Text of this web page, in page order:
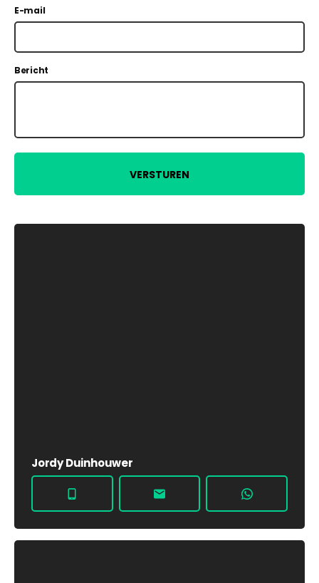
E-mail
Bericht
VERSTUREN
Jordy Duinhouwer